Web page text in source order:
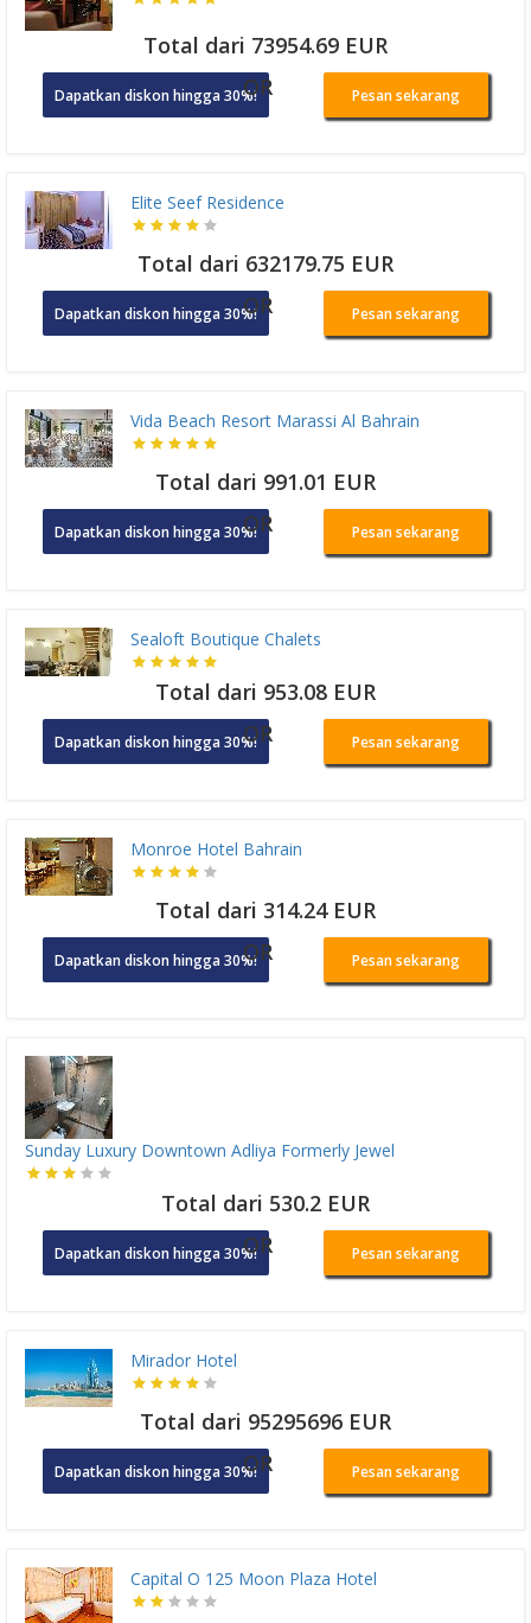
Total dari 73954.69 EUR
Dapatkan diskon hingga 30%!OR Pesan sekarang
Elite Seef Residence
Total dari 632179.75 EUR
Dapatkan diskon hingga 30%!OR Pesan sekarang
Vida Beach Resort Marassi Al Bahrain
Total dari 991.01 EUR
Dapatkan diskon hingga 30%!OR Pesan sekarang
Sealoft Boutique Chalets
Total dari 953.08 EUR
Dapatkan diskon hingga 30%!OR Pesan sekarang
Monroe Hotel Bahrain
Total dari 314.24 EUR
Dapatkan diskon hingga 30%!OR Pesan sekarang
Sunday Luxury Downtown Adliya Formerly Jewel
Total dari 530.2 EUR
Dapatkan diskon hingga 30%!OR Pesan sekarang
Mirador Hotel
Total dari 95295696 EUR
Dapatkan diskon hingga 30%!OR Pesan sekarang
Capital O 125 Moon Plaza Hotel